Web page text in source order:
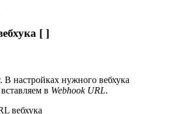
[ ]
В настройках нужного вебхука
в Webhook URL.